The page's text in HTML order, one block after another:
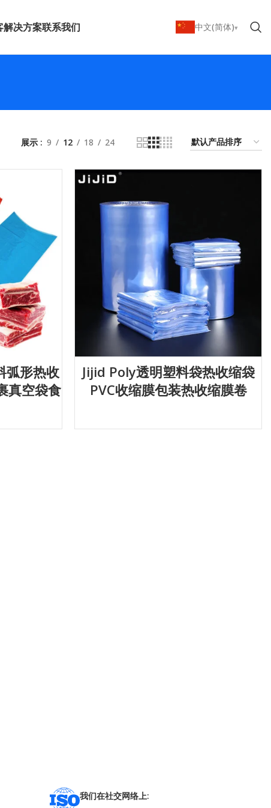
解决方案联系我们 中文(简体)
展示 9 12 18 24
弧形热收
真空袋食
Jijid Poly透明塑料袋热收缩袋
PVC收缩膜包装热收缩膜卷
我们在社交网络上: